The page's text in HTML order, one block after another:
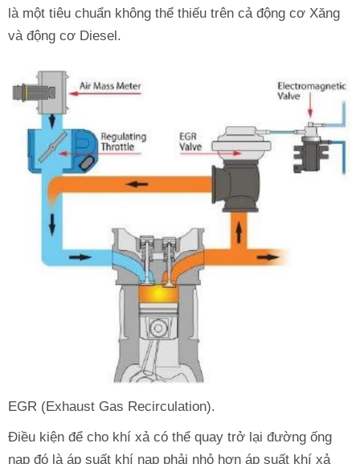
là một tiêu chuẩn không thể thiếu trên cả động cơ Xăng
và động cơ Diesel.
EGR (Exhaust Gas Recirculation).
Điều kiện để cho khí xả có thể quay trở lại đường ống
nạp đó là áp suất khí nạp phải nhỏ hơn áp suất khí xả